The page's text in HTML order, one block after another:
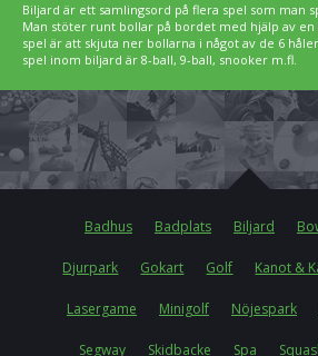
Biljard är ett samlingsord på flera spel som man
Man stöter runt bollar på bordet med hjälp av
spel är att skjuta ner bollarna i något av de 6
spel inom biljard är 8-ball, 9-ball, snooker m.fl.
Badhus Badplats Biljard
Djurpark Gokart Golf Kanot &
Lasergame Minigolf Nöjespark
Segway Skidbacke Spa